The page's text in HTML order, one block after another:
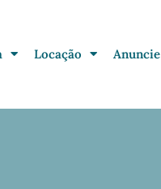
Locação Anuncie